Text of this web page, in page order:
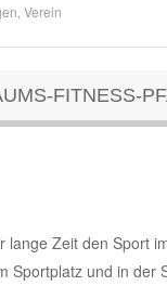
Verein
FITNESS-
Zeit den Sport
Sportplatz und in